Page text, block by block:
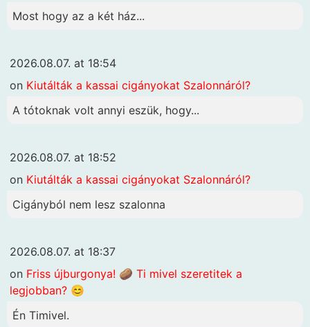
Most hogy az a két ház...
2026.08.07. at 18:54
on Kiutálták a kassai cigányokat Szalonnáról?
A tótoknak volt annyi eszük, hogy...
2026.08.07. at 18:52
on Kiutálták a kassai cigányokat Szalonnáról?
Cigányból nem lesz szalonna
2026.08.07. at 18:37
on Friss újburgonya! 🥔 Ti mivel szeretitek a
legjobban? 😊
Én Timivel.